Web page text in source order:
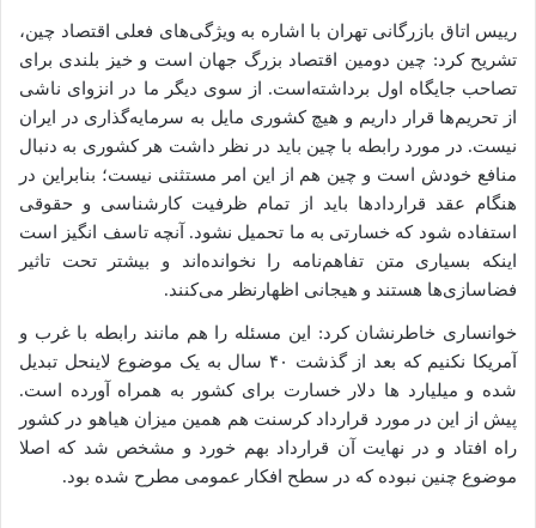
رییس اتاق بازرگانی تهران با اشاره به ویژگی‌های فعلی اقتصاد چین،
تشریح کرد: چین دومین اقتصاد بزرگ جهان است و خیز بلندی برای
تصاحب جایگاه اول برداشته‌است. از سوی دیگر ما در انزوای ناشی
از تحریم‌ها قرار داریم و هیچ کشوری مایل به سرمایه‌گذاری در ایران
نیست. در مورد رابطه با چین باید در نظر داشت هر کشوری به دنبال
منافع خودش است و چین هم از این امر مستثنی نیست؛ بنابراین در
هنگام عقد قراردادها باید از تمام ظرفیت کارشناسی و حقوقی
استفاده شود که خسارتی به ما تحمیل نشود. آنچه تاسف انگیز است
اینکه بسیاری متن تفاهم‌نامه را نخوانده‌اند و بیشتر تحت تاثیر
فضاسازی‌ها هستند و هیجانی اظهارنظر می‌کنند.
خوانساری خاطرنشان کرد: این مسئله را هم مانند رابطه با غرب و
آمریکا نکنیم که بعد از گذشت ۴۰ سال به یک موضوع لاینحل تبدیل
شده و میلیارد ها دلار خسارت برای کشور به همراه آورده‌ است.
پیش از این در مورد قرارداد کرسنت هم همین میزان هیاهو در کشور
راه افتاد و در نهایت آن قرارداد بهم خورد و مشخص شد که اصلا
موضوع چنین نبوده که در سطح افکار عمومی مطرح شده‌ بود.